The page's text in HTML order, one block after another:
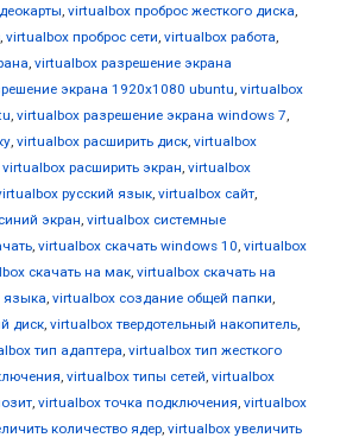
, virtualbox проброс жесткого диска,
, virtualbox проброс сети, virtualbox работа,
, virtualbox разрешение экрана
экрана 1920x1080 ubuntu, virtualbox
, virtualbox разрешение экрана windows 7,
, virtualbox расширить диск, virtualbox
virtualbox расширить экран, virtualbox
русский язык, virtualbox сайт,
экран, virtualbox системные
, virtualbox скачать windows 10, virtualbox
скачать на мак, virtualbox скачать на
языка, virtualbox создание общей папки,
диск, virtualbox твердотельный накопитель,
тип адаптера, virtualbox тип жесткого
, virtualbox типы сетей, virtualbox
, virtualbox точка подключения, virtualbox
количество ядер, virtualbox увеличить